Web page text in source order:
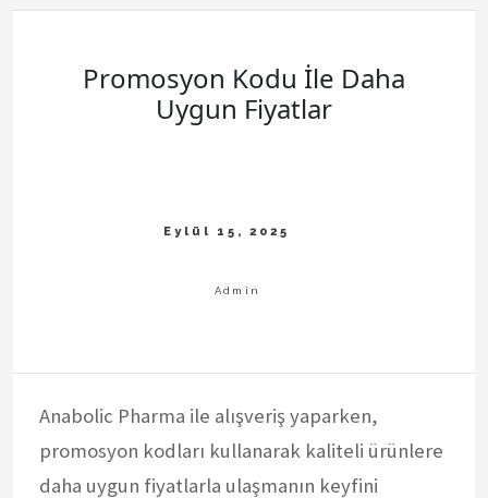
Promosyon Kodu İle Daha
Uygun Fiyatlar
Anabolic Pharma ile alışveriş yaparken,
promosyon kodları kullanarak kaliteli ürünlere
daha uygun fiyatlarla ulaşmanın keyfini